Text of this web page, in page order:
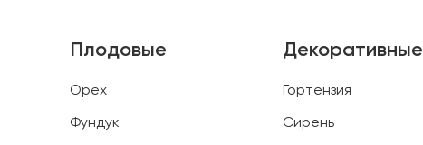
Плодовые
Орех
Фундук
Декоративные
Гортензия
Сирень